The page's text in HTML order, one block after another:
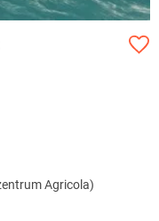
Agricola)